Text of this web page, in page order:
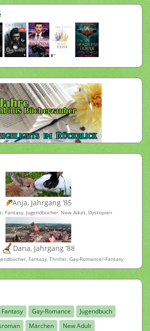
Anja, Jahrgang ’85
Fantasy, Jugendbücher, New Adult, Dystopien
Dana, Jahrgang ’88
Fantasy, Thriller, Gay-Romance/-Fantasy
Fantasy Gay-Romance
Jugendbuch
Märchen
New Adult